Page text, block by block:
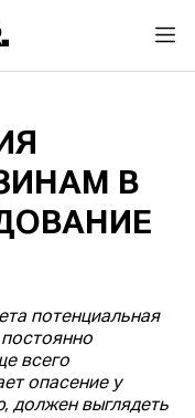
В
потенциальная
всего
опасение у
должен выглядеть